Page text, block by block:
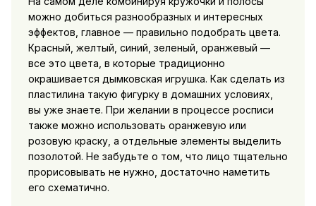
можно добиться разнообразных и интересных
эффектов, главное — правильно подобрать цвета.
Красный, желтый, синий, зеленый, оранжевый —
все это цвета, в которые традиционно
окрашивается дымковская игрушка. Как сделать из
пластилина такую фигурку в домашних условиях,
вы уже знаете. При желании в процессе росписи
также можно использовать оранжевую или
розовую краску, а отдельные элементы выделить
позолотой. Не забудьте о том, что лицо тщательно
прорисовывать не нужно, достаточно наметить
его схематично.